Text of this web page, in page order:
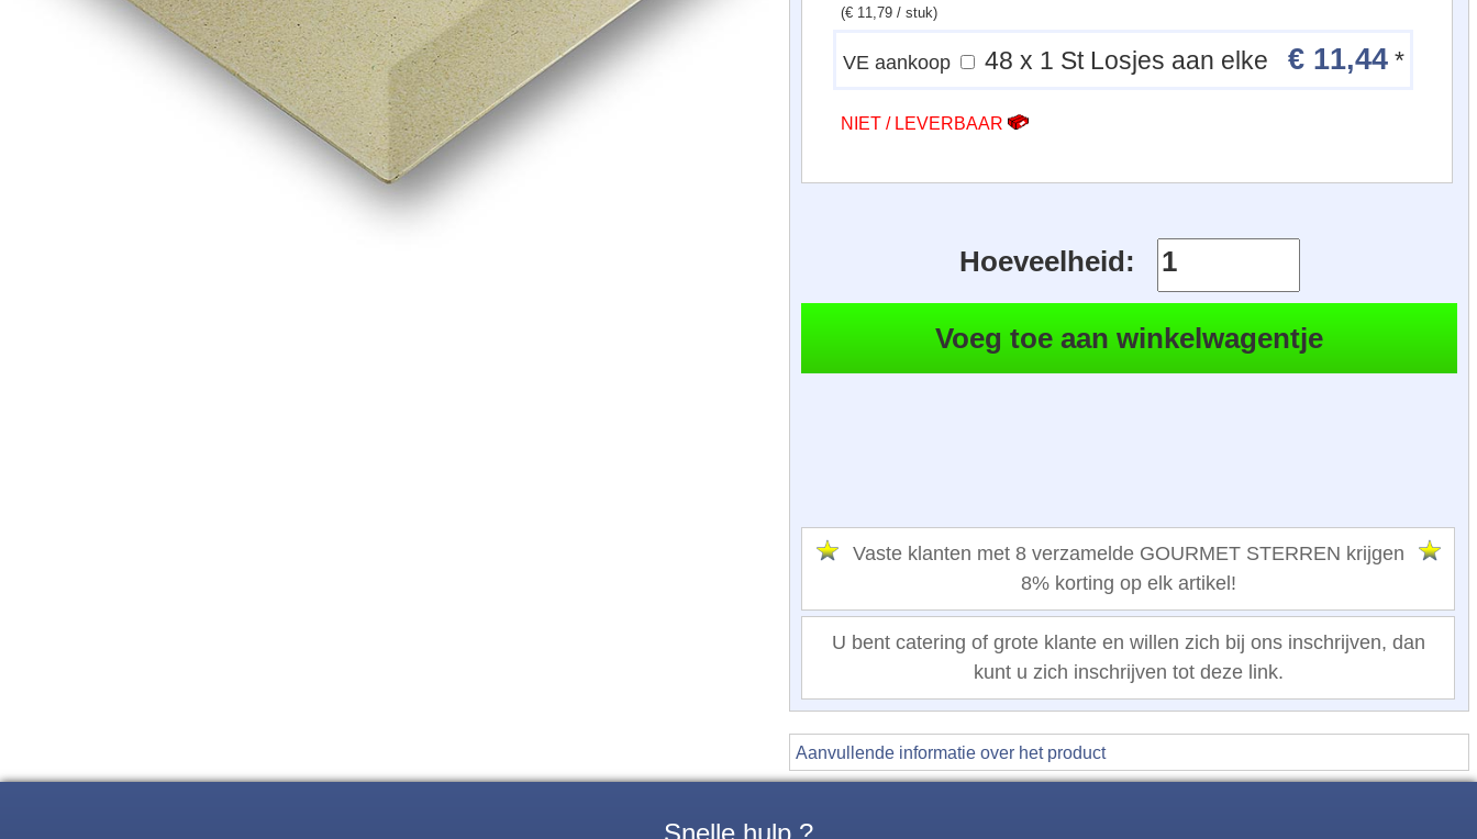
(€ 11,79 / stuk)
VE aankoop 48 x 1 St Losjes aan elke € 11,44*
NIET / LEVERBAAR
Hoeveelheid:
Vaste klanten met 8 verzamelde GOURMET STERREN krijgen
8% korting op elk artikel!
U bent catering of grote klante en willen zich bij ons inschrijven, dan
kunt u zich inschrijven tot deze link.
Aanvullende informatie over het product